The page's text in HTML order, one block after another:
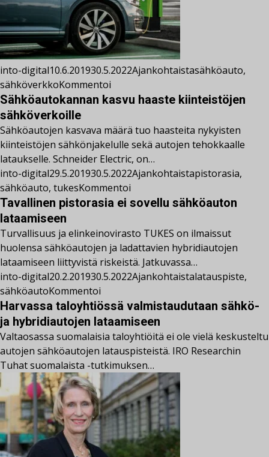
into-digital10.6.201930.5.2022Ajankohtaistasähköauto,
sähköverkkoKommentoi
Sähköautokannan kasvu haaste kiinteistöjen
sähköverkoille
Sähköautojen kasvava määrä tuo haasteita nykyisten
kiinteistöjen sähkönjakelulle sekä autojen tehokkaalle
lataukselle. Schneider Electric, on…
into-digital29.5.201930.5.2022Ajankohtaistapistorasia,
sähköauto, tukesKommentoi
Tavallinen pistorasia ei sovellu sähköauton
lataamiseen
Turvallisuus ja elinkeinovirasto TUKES on ilmaissut
huolensa sähköautojen ja ladattavien hybridiautojen
lataamiseen liittyvistä riskeistä. Jatkuvassa…
into-digital20.2.201930.5.2022Ajankohtaistalatauspiste,
sähköautoKommentoi
Harvassa taloyhtiössä valmistaudutaan sähkö-
ja hybridiautojen lataamiseen
Valtaosassa suomalaisia taloyhtiöitä ei ole vielä keskusteltu
autojen sähköautojen latauspisteistä. IRO Researchin
Tuhat suomalaista -tutkimuksen…